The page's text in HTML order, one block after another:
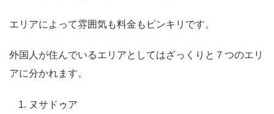
エリアによって雰囲気も料金もピンキリです。
外国人が住んでいるエリアとしてはざっくりと７つのエリ
アに分かれます。
ヌサドゥア